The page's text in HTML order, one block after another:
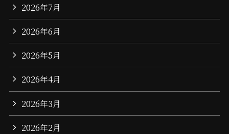
2026年7月
2026年6月
2026年5月
2026年4月
2026年3月
2026年2月